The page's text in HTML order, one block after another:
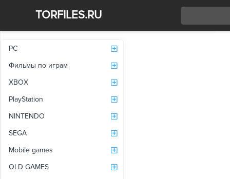
TORFILES.RU
PC
Фильмы по играм
XBOX
PlayStation
NINTENDO
SEGA
Mobile games
OLD GAMES